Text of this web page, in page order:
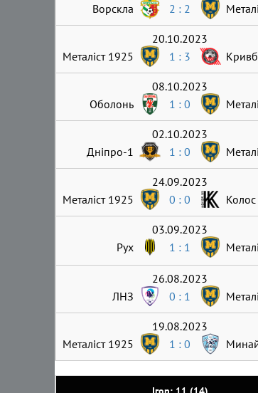
Ворскла
2 : 2
20.10.2023
Металіст 1925
1 : 3
08.10.2023
Оболонь
1 : 0
02.10.2023
Дніпро-1
1 : 0
24.09.2023
Металіст 1925
0 : 0 Колос
03.09.2023
Рух
1 : 1
26.08.2023
ЛНЗ
0 : 1
19.08.2023
Металіст 1925
1 : 0